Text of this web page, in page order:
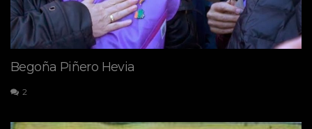
Begoña Piñero Hevia
2